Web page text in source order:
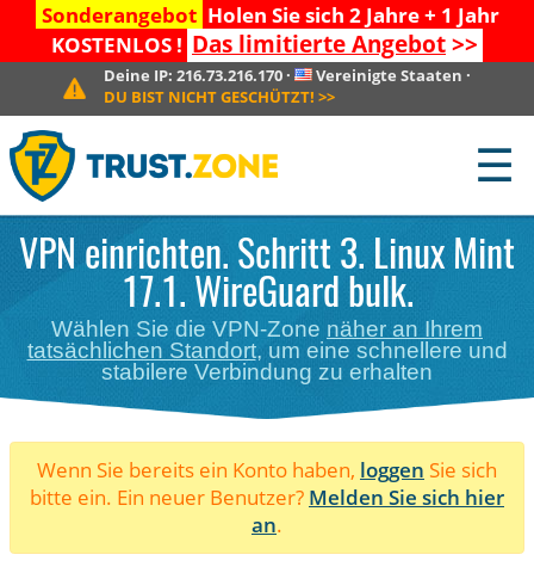
Sonderangebot Holen Sie sich 2 Jahre + 1 Jahr
KOSTENLOS ! Das limitierte Angebot>>
Deine IP: 216.73.216.170· Vereinigte Staaten ·
DU BIST NICHT GESCHÜTZT! >>
☰
VPN einrichten. Schritt 3. Linux Mint
17.1. WireGuard bulk.
Wählen Sie die VPN-Zone näher an Ihrem
tatsächlichen Standort, um eine schnellere und
stabilere Verbindung zu erhalten
Wenn Sie bereits ein Konto haben, loggen Sie sich
bitte ein. Ein neuer Benutzer? Melden Sie sich hier
an.